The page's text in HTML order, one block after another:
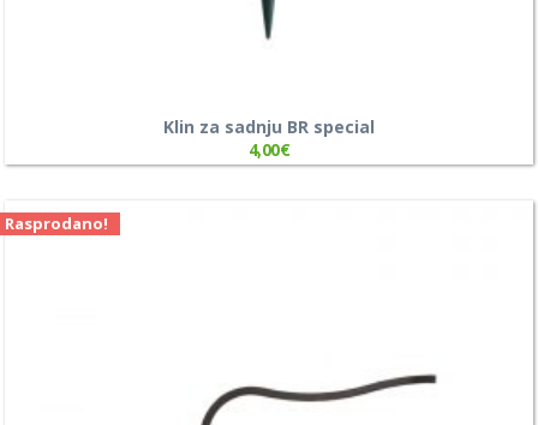
Klin za sadnju BR special
4,00€
Rasprodano!